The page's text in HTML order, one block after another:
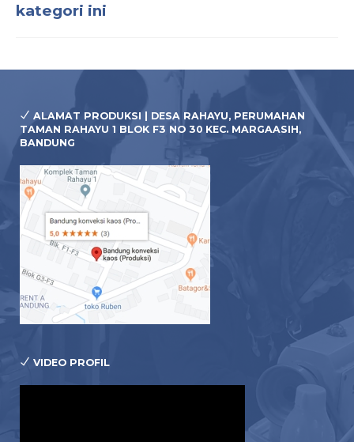
kategori ini
ALAMAT PRODUKSI | DESA RAHAYU, PERUMAHAN
TAMAN RAHAYU 1 BLOK F3 NO 30 KEC. MARGAASIH,
BANDUNG
VIDEO PROFIL